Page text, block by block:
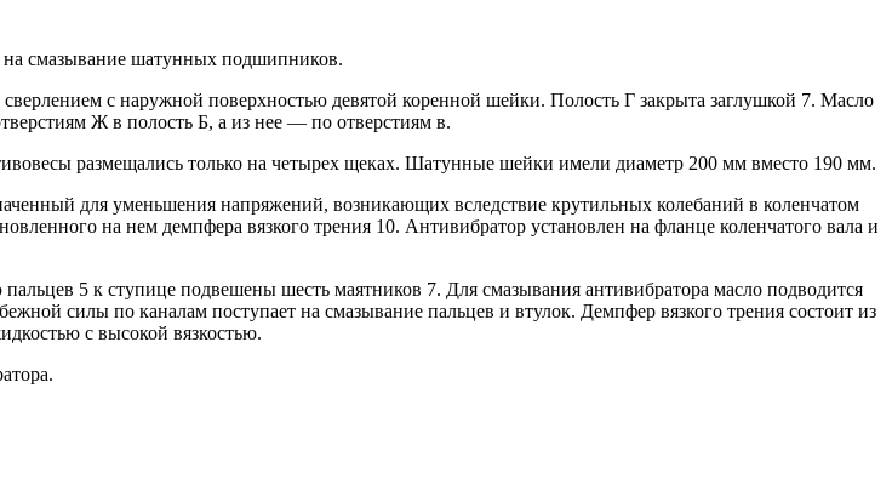
на смазывание шатунных подшипников.
с наружной поверхностью девятой коренной шейки. Полость Г закрыта заглушкой 7. Масло
Ж в полость Б, а из нее — по отверстиям в.
размещались только на четырех щеках. Шатунные шейки имели диаметр 200 мм вместо 190 мм.
для уменьшения напряжений, возникающих вследствие крутильных колебаний в коленчатом
на нем демпфера вязкого трения 10. Антивибратор установлен на фланце коленчатого вала и
5 к ступице подвешены шесть маятников 7. Для смазывания антивибратора масло подводится
силы по каналам поступает на смазывание пальцев и втулок. Демпфер вязкого трения состоит из
с высокой вязкостью.